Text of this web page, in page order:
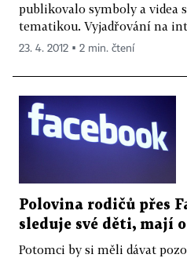
publikovalo symboly a videa
tematikou. Vyjadřování na
23. 4. 2012 ▪ 2 min. čtení
Polovina rodičů přes
sleduje své děti, mají
Potomci by si měli dávat